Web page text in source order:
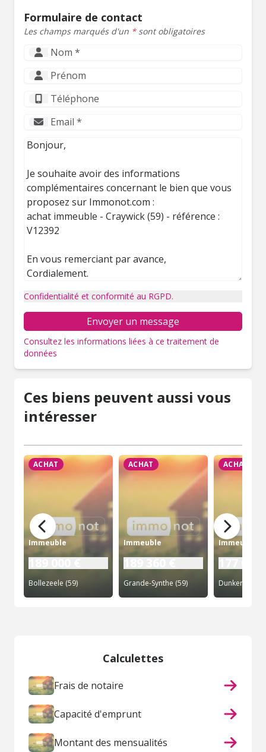
Formulaire de contact
Les champs marqués d'un *sont obligatoires
Confidentialité et conformité au RGPD.
Envoyer un message
Consultez les informations liées à ce traitement de
données
Ces biens peuvent aussi vous
intéresser
ACHAT
Immeuble
189 000 €
Bollezeele (59)
ACHAT
Immeuble
189 360 €
Grande-Synthe (59)
ACHAT
Immeuble
177 000
Dunkerque
Calculettes
Frais de notaire
Capacité d'emprunt
Montant des mensualités